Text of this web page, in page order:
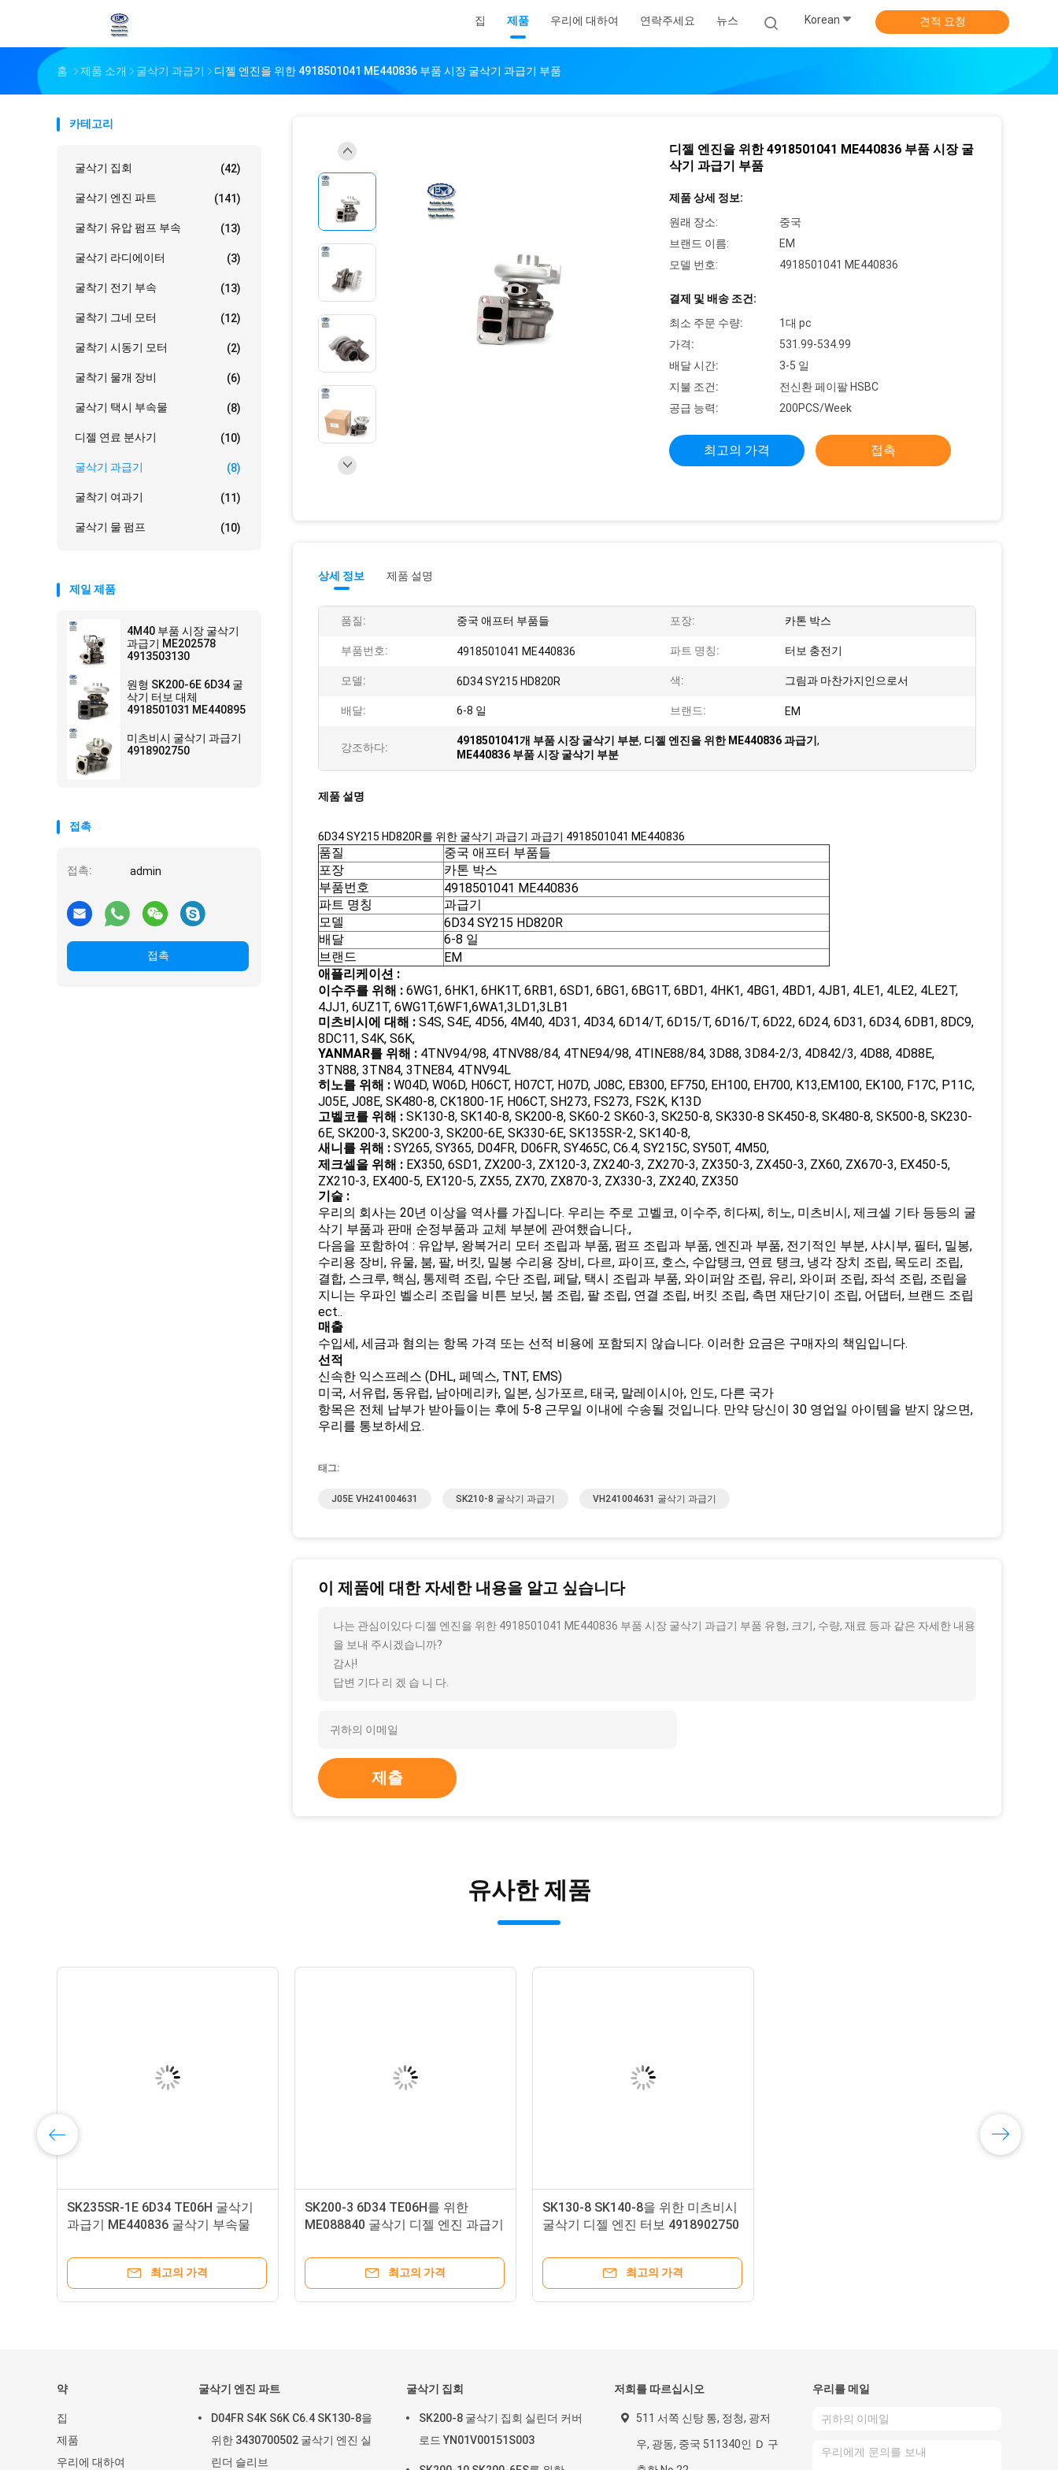
집 제품 우리에 대하여 연락주세요 뉴스 Korean 견적 요청
홈 제품 소개 굴삭기 과급기 디젤 엔진을 위한 4918501041 ME440836 부품 시장 굴삭기 과급기 부품
카테고리
굴삭기 집회 (42)
굴삭기 엔진 파트 (141)
굴착기 유압 펌프 부속 (13)
굴삭기 라디에이터 (3)
굴착기 전기 부속 (13)
굴착기 그네 모터 (12)
굴착기 시동기 모터 (2)
굴착기 물개 장비 (6)
굴삭기 택시 부속물 (8)
디젤 연료 분사기 (10)
굴삭기 과급기 (8)
굴착기 여과기 (11)
굴삭기 물 펌프 (10)
제일 제품
4M40 부품 시장 굴삭기
과급기 ME202578
4913503130
원형 SK200-6E 6D34 굴
삭기 터보 대체
4918501031 ME440895
미츠비시 굴삭기 과급기
4918902750
접촉
접촉: admin
접촉
디젤 엔진을 위한 4918501041 ME440836 부품 시장 굴
삭기 과급기 부품
제품 상세 정보:
원래 장소:
중국
브랜드 이름:
EM
모델 번호:
4918501041 ME440836
결제 및 배송 조건:
최소 주문 수량:
1대 pc
가격:
531.99-534.99
배달 시간:
3-5 일
지불 조건:
전신환 페이팔 HSBC
공급 능력:
200PCS/Week
최고의 가격 접촉
상세 정보 제품 설명
품질: 중국 애프터 부품들 포장: 카톤 박스
부품번호: 4918501041 ME440836 파트 명칭: 터보 충전기
모델: 6D34 SY215 HD820R 색: 그림과 마찬가지인으로서
배달: 6-8 일 브랜드: EM
강조하다:
4918501041개 부품 시장 굴삭기 부분, 디젤 엔진을 위한 ME440836 과급기 ,
ME440836 부품 시장 굴삭기 부분
제품 설명
6D34 SY215 HD820R를 위한 굴삭기 과급기 과급기 4918501041 ME440836
품질
중국 애프터 부품들
포장
카톤 박스
부품번호
4918501041 ME440836
파트 명칭
과급기
모델
6D34 SY215 HD820R
배달
6-8 일
브랜드
EM
애플리케이션 :
이수주를 위해 : 6WG1, 6HK1, 6HK1T, 6RB1, 6SD1, 6BG1, 6BG1T, 6BD1, 4HK1, 4BG1, 4BD1, 4JB1, 4LE1, 4LE2, 4LE2T,
4JJ1, 6UZ1T, 6WG1T,6WF1,6WA1,3LD1,3LB1
미츠비시에 대해 : S4S, S4E, 4D56, 4M40, 4D31, 4D34, 6D14/T, 6D15/T, 6D16/T, 6D22, 6D24, 6D31, 6D34, 6DB1, 8DC9,
8DC11, S4K, S6K,
YANMAR를 위해 : 4TNV94/98, 4TNV88/84, 4TNE94/98, 4TINE88/84, 3D88, 3D84-2/3, 4D842/3, 4D88, 4D88E,
3TN88, 3TN84, 3TNE84, 4TNV94L
히노를 위해 : W04D, W06D, H06CT, H07CT, H07D, J08C, EB300, EF750, EH100, EH700, K13,EM100, EK100, F17C, P11C,
J05E, J08E, SK480-8, CK1800-1F, H06CT, SH273, FS273, FS2K, K13D
고벨코를 위해 : SK130-8, SK140-8, SK200-8, SK60-2 SK60-3, SK250-8, SK330-8 SK450-8, SK480-8, SK500-8, SK230-
6E, SK200-3, SK200-3, SK200-6E, SK330-6E, SK135SR-2, SK140-8,
새니를 위해 : SY265, SY365, D04FR, D06FR, SY465C, C6.4, SY215C, SY50T, 4M50,
제크셀을 위해 : EX350, 6SD1, ZX200-3, ZX120-3, ZX240-3, ZX270-3, ZX350-3, ZX450-3, ZX60, ZX670-3, EX450-5,
ZX210-3, EX400-5, EX120-5, ZX55, ZX70, ZX870-3, ZX330-3, ZX240, ZX350
기술 :
우리의 회사는 20년 이상을 역사를 가집니다. 우리는 주로 고벨코, 이수주, 히다찌, 히노, 미츠비시, 제크셀 기타 등등의 굴
삭기 부품과 판매 순정부품과 교체 부분에 관여했습니다.,
다음을 포함하여 : 유압부, 왕복거리 모터 조립과 부품, 펌프 조립과 부품, 엔진과 부품, 전기적인 부분, 샤시부, 필터, 밀봉,
수리용 장비, 유물, 붐, 팔, 버킷, 밀봉 수리용 장비, 다르, 파이프, 호스, 수압탱크, 연료 탱크, 냉각 장치 조립, 목도리 조립,
결합, 스크루, 핵심, 통제력 조립, 수단 조립, 페달, 택시 조립과 부품, 와이퍼암 조립, 유리, 와이퍼 조립, 좌석 조립, 조립을
지니는 우파인 벨소리 조립을 비튼 보닛, 붐 조립, 팔 조립, 연결 조립, 버킷 조립, 측면 재단기이 조립, 어댑터, 브랜드 조립
ect..
매출
수입세, 세금과 혐의는 항목 가격 또는 선적 비용에 포함되지 않습니다. 이러한 요금은 구매자의 책임입니다.
선적
신속한 익스프레스 (DHL, 페덱스, TNT, EMS)
미국, 서유럽, 동유럽, 남아메리카, 일본, 싱가포르, 태국, 말레이시아, 인도, 다른 국가
항목은 전체 납부가 받아들이는 후에 5-8 근무일 이내에 수송될 것입니다. 만약 당신이 30 영업일 아이템을 받지 않으면,
우리를 통보하세요.
태그:
J05E VH241004631 SK210-8 굴삭기 과급기 VH241004631 굴삭기 과급기
이 제품에 대한 자세한 내용을 알고 싶습니다
나는 관심이있다 디젤 엔진을 위한 4918501041 ME440836 부품 시장 굴삭기 과급기 부품 유형, 크기, 수량, 재료 등과 같은 자세한 내용
을 보내 주시겠습니까?
감사!
답변 기다 리 겠 습 니 다.
제출
유사한 제품
SK235SR-1E 6D34 TE06H 굴삭기
과급기 ME440836 굴삭기 부속물
최고의 가격
SK200-3 6D34 TE06H를 위한
ME088840 굴삭기 디젤 엔진 과급기
최고의 가격
SK130-8 SK140-8을 위한 미츠비시
굴삭기 디젤 엔진 터보 4918902750
최고의 가격
약
집
제품
우리에 대하여
굴삭기 엔진 파트
D04FR S4K S6K C6.4 SK130-8을
위한 3430700502 굴삭기 엔진 실
린더 슬리브
굴삭기 집회
SK200-8 굴삭기 집회 실린더 커버
로드 YN01V00151S003
저희를 따르십시오
511 서쪽 신탕 통, 정청, 광저
우, 광동, 중국 511340인 Ｄ 구
우리를 메일